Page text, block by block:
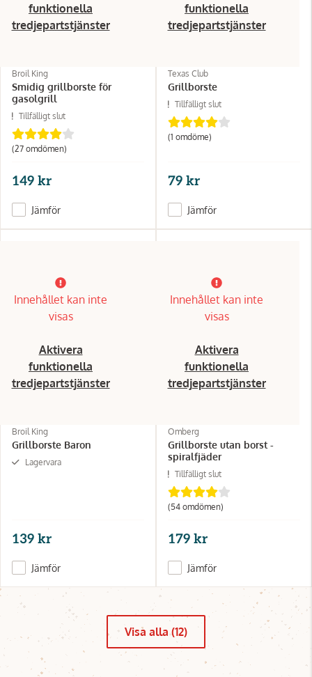
funktionella
tredjepartstjänster
Broil King
Smidig grillborste för
gasolgrill
Tillfälligt slut
(27 omdömen)
149 kr
Jämför
funktionella
tredjepartstjänster
Texas Club
Grillborste
Tillfälligt slut
(1 omdöme)
79 kr
Jämför
Innehållet kan inte
visas
Aktivera
funktionella
tredjepartstjänster
Broil King
Grillborste Baron
Lagervara
139 kr
Jämför
Innehållet kan inte
visas
Aktivera
funktionella
tredjepartstjänster
Omberg
Grillborste utan borst -
spiralfjäder
Tillfälligt slut
(54 omdömen)
179 kr
Jämför
Visa alla (12)